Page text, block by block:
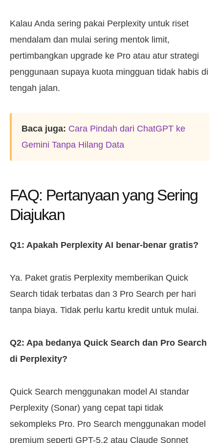
Kalau Anda sering pakai Perplexity untuk riset
mendalam dan mulai sering mentok limit,
pertimbangkan upgrade ke Pro atau atur strategi
penggunaan supaya kuota mingguan tidak habis di
tengah jalan.
Baca juga: Cara Pindah dari ChatGPT ke
Gemini Tanpa Hilang Data
FAQ: Pertanyaan yang Sering
Diajukan
Q1: Apakah Perplexity AI benar-benar gratis?
Ya. Paket gratis Perplexity memberikan Quick
Search tidak terbatas dan 3 Pro Search per hari
tanpa biaya. Tidak perlu kartu kredit untuk mulai.
Q2: Apa bedanya Quick Search dan Pro Search
di Perplexity?
Quick Search menggunakan model AI standar
Perplexity (Sonar) yang cepat tapi tidak
sekompleks Pro. Pro Search menggunakan model
premium seperti GPT-5.2 atau Claude Sonnet